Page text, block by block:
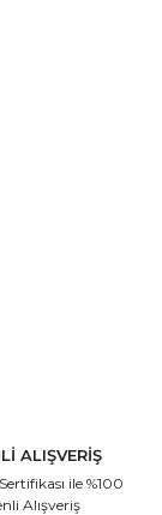
ALIŞVERİŞ
ile %100
Alışveriş